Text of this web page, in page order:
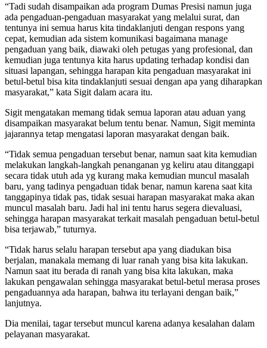
“Tadi sudah disampaikan ada program Dumas Presisi namun juga
ada pengaduan-pengaduan masyarakat yang melalui surat, dan
tentunya ini semua harus kita tindaklanjuti dengan respons yang
cepat, kemudian ada sistem komunikasi bagaimana manage
pengaduan yang baik, diawaki oleh petugas yang profesional, dan
kemudian juga tentunya kita harus updating terhadap kondisi dan
situasi lapangan, sehingga harapan kita pengaduan masyarakat ini
betul-betul bisa kita tindaklanjuti sesuai dengan apa yang diharapkan
masyarakat,” kata Sigit dalam acara itu.
Sigit mengatakan memang tidak semua laporan atau aduan yang
disampaikan masyarakat belum tentu benar. Namun, Sigit meminta
jajarannya tetap mengatasi laporan masyarakat dengan baik.
“Tidak semua pengaduan tersebut benar, namun saat kita kemudian
melakukan langkah-langkah penanganan yg keliru atau ditanggapi
secara tidak utuh ada yg kurang maka kemudian muncul masalah
baru, yang tadinya pengaduan tidak benar, namun karena saat kita
tanggapinya tidak pas, tidak sesuai harapan masyarakat maka akan
muncul masalah baru. Jadi hal ini tentu harus segera dievaluasi,
sehingga harapan masyarakat terkait masalah pengaduan betul-betul
bisa terjawab,” tuturnya.
“Tidak harus selalu harapan tersebut apa yang diadukan bisa
berjalan, manakala memang di luar ranah yang bisa kita lakukan.
Namun saat itu berada di ranah yang bisa kita lakukan, maka
lakukan pengawalan sehingga masyarakat betul-betul merasa proses
pengaduannya ada harapan, bahwa itu terlayani dengan baik,”
lanjutnya.
Dia menilai, tagar tersebut muncul karena adanya kesalahan dalam
pelayanan masyarakat.